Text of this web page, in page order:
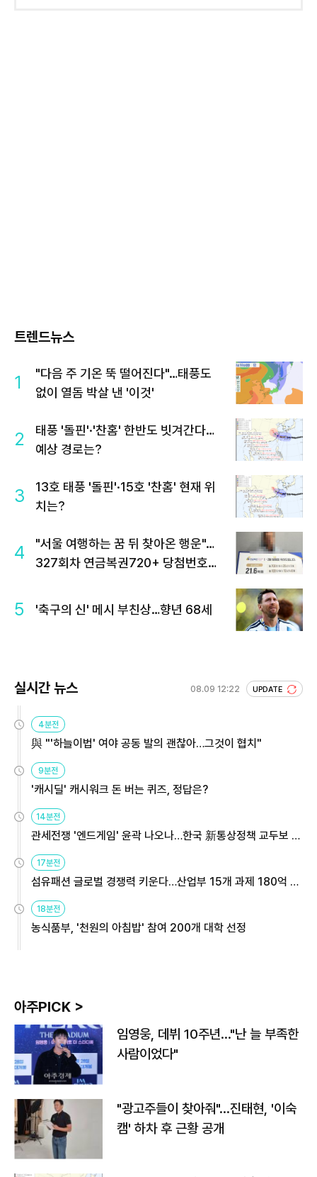
트렌드뉴스
1
"다음 주 기온 뚝 떨어진다"…태풍도
없이 열돔 박살 낸 '이것'
2
태풍 '돌핀'·'찬홈' 한반도 빗겨간다…
예상 경로는?
3
13호 태풍 '돌핀'·15호 '찬홈' 현재 위
치는?
4
"서울 여행하는 꿈 뒤 찾아온 행운"…
327회차 연금복권720+ 당첨번호조
5 '축구의 신' 메시 부친상…향년 68세
실시간 뉴스 08.09 12:22 UPDATE
4분전
與 "'하늘이법' 여야 공동 발의 괜찮아…그것이 협치"
9분전
'캐시딜' 캐시워크 돈 버는 퀴즈, 정답은?
14분전
관세전쟁 '엔드게임' 윤곽 나오나…한국 新통상정책 교두보 활
17분전
섬유패션 글로벌 경쟁력 키운다…산업부 15개 과제 180억 지
18분전
농식품부, '천원의 아침밥' 참여 200개 대학 선정
아주PICK >
임영웅, 데뷔 10주년…"난 늘 부족한
사람이었다"
"광고주들이 찾아줘"…진태현, '이숙
캠' 하차 후 근황 공개